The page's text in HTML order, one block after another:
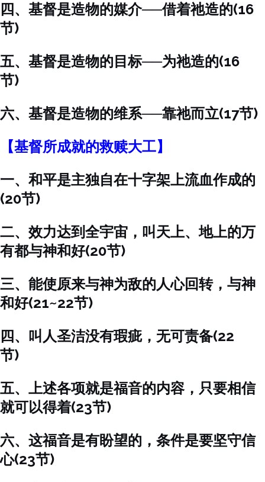
四、基督是造物的媒介──借着祂造的(16
节)
五、基督是造物的目标──为祂造的(16
节)
六、基督是造物的维系──靠祂而立(17节)
【基督所成就的救赎大工】
一、和平是主独自在十字架上流血作成的
(20节)
二、效力达到全宇宙，叫天上、地上的万
有都与神和好(20节)
三、能使原来与神为敌的人心回转，与神
和好(21~22节)
四、叫人圣洁没有瑕疵，无可责备(22
节)
五、上述各项就是福音的内容，只要相信
就可以得着(23节)
六、这福音是有盼望的，条件是要坚守信
心(23节)